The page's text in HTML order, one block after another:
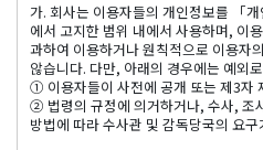
가. 회사는 이용자들의 개인정보를 「개
에서 고지한 범위 내에서 사용하며, 이
과하여 이용하거나 원칙적으로 이용자
않습니다. 다만, 아래의 경우에는 예외
① 이용자들이 사전에 공개 또는 제3자
② 법령의 규정에 의거하거나, 수사, 조
방법에 따라 수사관 및 감독당국의 요구